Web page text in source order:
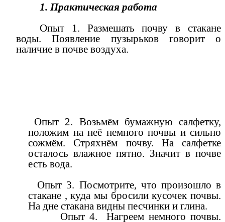
1. Практическая работа
Опыт 1. Размешать почву в стакане
воды. Появление пузырьков говорит о
наличие в почве воздуха.
Опыт 2. Возьмём бумажную салфетку,
положим на неё немного почвы и сильно
сожмём. Стряхнём почву. На салфетке
осталось влажное пятно. Значит в почве
есть вода.
Опыт 3. Посмотрите, что произошло в
стакане , куда мы бросили кусочек почвы.
На дне стакана видны песчинки и глина.
Опыт 4. Нагреем немного почвы.